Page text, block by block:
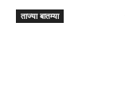
ताज्या बातम्या